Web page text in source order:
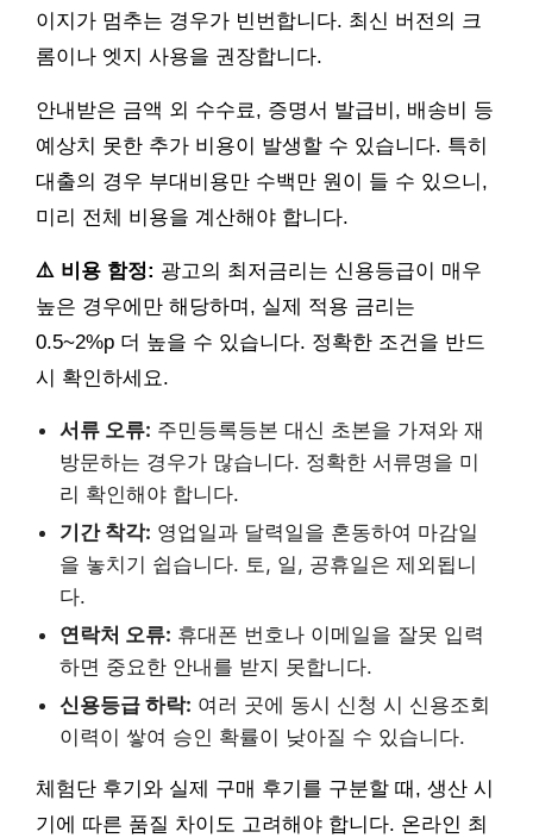
이지가 멈추는 경우가 빈번합니다. 최신 버전의 크
롬이나 엣지 사용을 권장합니다.
안내받은 금액 외 수수료, 증명서 발급비, 배송비 등
예상치 못한 추가 비용이 발생할 수 있습니다. 특히
대출의 경우 부대비용만 수백만 원이 들 수 있으니,
미리 전체 비용을 계산해야 합니다.
⚠️ 비용 함정: 광고의 최저금리는 신용등급이 매우
높은 경우에만 해당하며, 실제 적용 금리는
0.5~2%p 더 높을 수 있습니다. 정확한 조건을 반드
시 확인하세요.
서류 오류: 주민등록등본 대신 초본을 가져와 재
방문하는 경우가 많습니다. 정확한 서류명을 미
리 확인해야 합니다.
기간 착각: 영업일과 달력일을 혼동하여 마감일
을 놓치기 쉽습니다. 토, 일, 공휴일은 제외됩니
다.
연락처 오류: 휴대폰 번호나 이메일을 잘못 입력
하면 중요한 안내를 받지 못합니다.
신용등급 하락: 여러 곳에 동시 신청 시 신용조회
이력이 쌓여 승인 확률이 낮아질 수 있습니다.
체험단 후기와 실제 구매 후기를 구분할 때, 생산 시
기에 따른 품질 차이도 고려해야 합니다. 온라인 최